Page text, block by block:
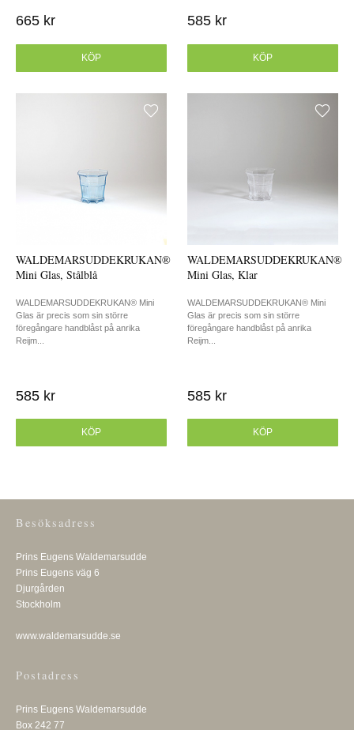
665 kr
KÖP
585 kr
KÖP
WALDEMARSUDDEKRUKAN®
Mini Glas, Stålblå
WALDEMARSUDDEKRUKAN® Mini
Glas är precis som sin större
föregångare handblåst på anrika
Reijm...
585 kr
KÖP
WALDEMARSUDDEKRUKAN®
Mini Glas, Klar
WALDEMARSUDDEKRUKAN® Mini
Glas är precis som sin större
föregångare handblåst på anrika
Reijm...
585 kr
KÖP
Besöksadress
Prins Eugens Waldemarsudde
Prins Eugens väg 6
Djurgården
Stockholm
www.waldemarsudde.se
Postadress
Prins Eugens Waldemarsudde
Box 242 77